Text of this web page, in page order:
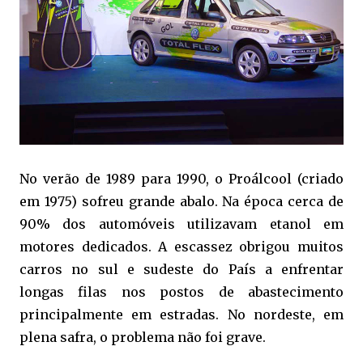
No verão de 1989 para 1990, o Proálcool (criado
em 1975) sofreu grande abalo. Na época cerca de
90% dos automóveis utilizavam etanol em
motores dedicados. A escassez obrigou muitos
carros no sul e sudeste do País a enfrentar
longas filas nos postos de abastecimento
principalmente em estradas. No nordeste, em
plena safra, o problema não foi grave.